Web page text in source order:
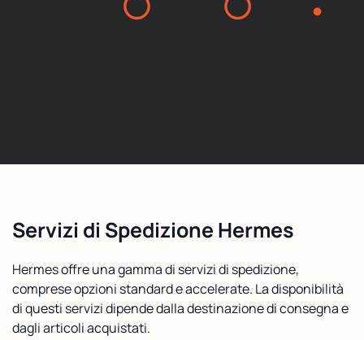
Servizi di Spedizione Hermes
Hermes offre una gamma di servizi di spedizione,
comprese opzioni standard e accelerate. La disponibilità
di questi servizi dipende dalla destinazione di consegna e
dagli articoli acquistati.